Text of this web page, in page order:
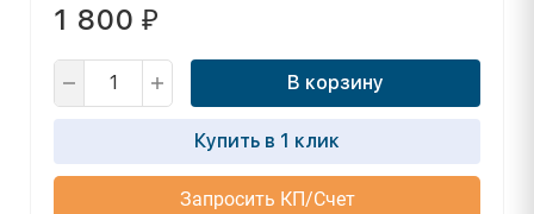
1 800 ₽
В корзину
Купить в 1 клик
Запросить КП/Счет